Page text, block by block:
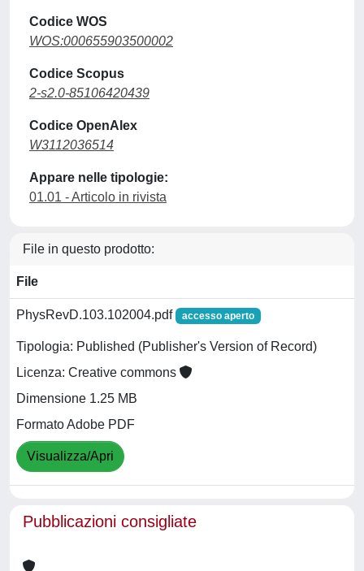
Codice WOS
WOS:000655903500002
Codice Scopus
2-s2.0-85106420439
Codice OpenAlex
W3112036514
Appare nelle tipologie:
01.01 - Articolo in rivista
File in questo prodotto:
File
PhysRevD.103.102004.pdf accesso aperto
Tipologia: Published (Publisher's Version of Record)
Licenza: Creative commons
Dimensione 1.25 MB
Formato Adobe PDF
Visualizza/Apri
Pubblicazioni consigliate